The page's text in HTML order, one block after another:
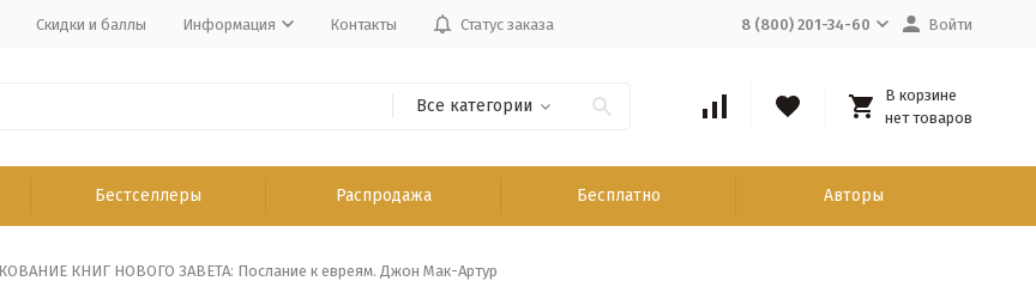
Скидки и баллы Информация Контакты Статус заказа 8 (800) 201-34-60 Войти
Все категории
В корзине
нет товаров
Бестселлеры Распродажа Бесплатно Авторы
КНИГ НОВОГО ЗАВЕТА: Послание к евреям. Джон Мак-Артур